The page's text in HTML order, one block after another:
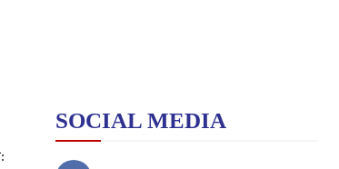
SOCIAL MEDIA